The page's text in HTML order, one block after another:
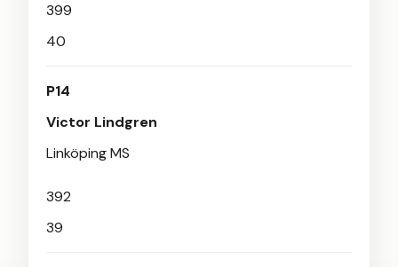
399
40
P14
Victor Lindgren
Linköping MS
392
39